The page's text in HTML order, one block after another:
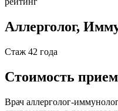
Аллерголог,
Стаж 42 года
Стоимость
Врач аллерголог-